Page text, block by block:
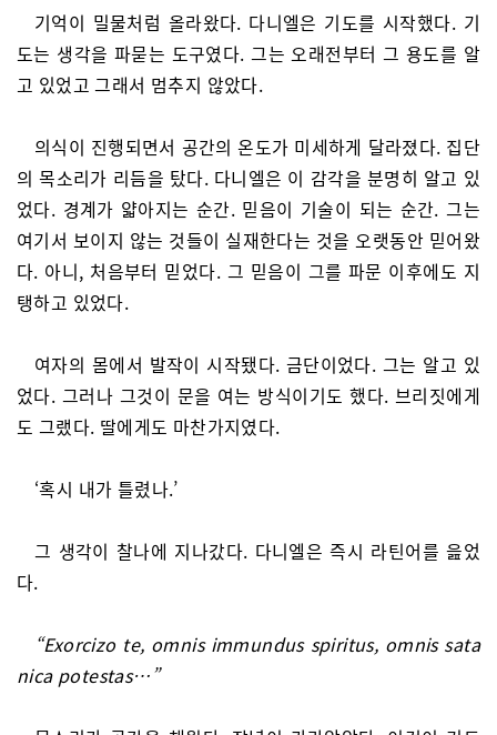
기억이 밀물처럼 올라왔다. 다니엘은 기도를 시작했다. 기
도는 생각을 파묻는 도구였다. 그는 오래전부터 그 용도를 알
고 있었고 그래서 멈추지 않았다.
의식이 진행되면서 공간의 온도가 미세하게 달라졌다. 집단
의 목소리가 리듬을 탔다. 다니엘은 이 감각을 분명히 알고 있
었다. 경계가 얇아지는 순간. 믿음이 기술이 되는 순간. 그는
여기서 보이지 않는 것들이 실재한다는 것을 오랫동안 믿어왔
다. 아니, 처음부터 믿었다. 그 믿음이 그를 파문 이후에도 지
탱하고 있었다.
여자의 몸에서 발작이 시작됐다. 금단이었다. 그는 알고 있
었다. 그러나 그것이 문을 여는 방식이기도 했다. 브리짓에게
도 그랬다. 딸에게도 마찬가지였다.
‘혹시 내가 틀렸나.’
그 생각이 찰나에 지나갔다. 다니엘은 즉시 라틴어를 읊었
다.
“Exorcizo te, omnis immundus spiritus, omnis sata
nica potestas…”